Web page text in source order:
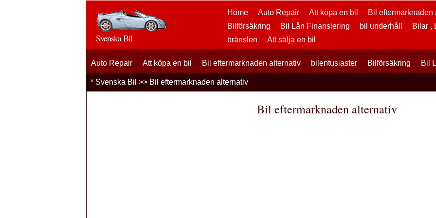
Home Auto Repair Att köpa en bil Bil eftermarknaden
Bilförsäkring
Bil Lån Finansiering bil underhåll Bilar ,
bränslen
Att sälja en bil
Svenska Bil
Auto Repair Att köpa en bil Bil eftermarknaden alternativ bilentusiaster Bilförsäkring Bil
* Svenska Bil >> Bil eftermarknaden alternativ
Bil eftermarknaden alternativ